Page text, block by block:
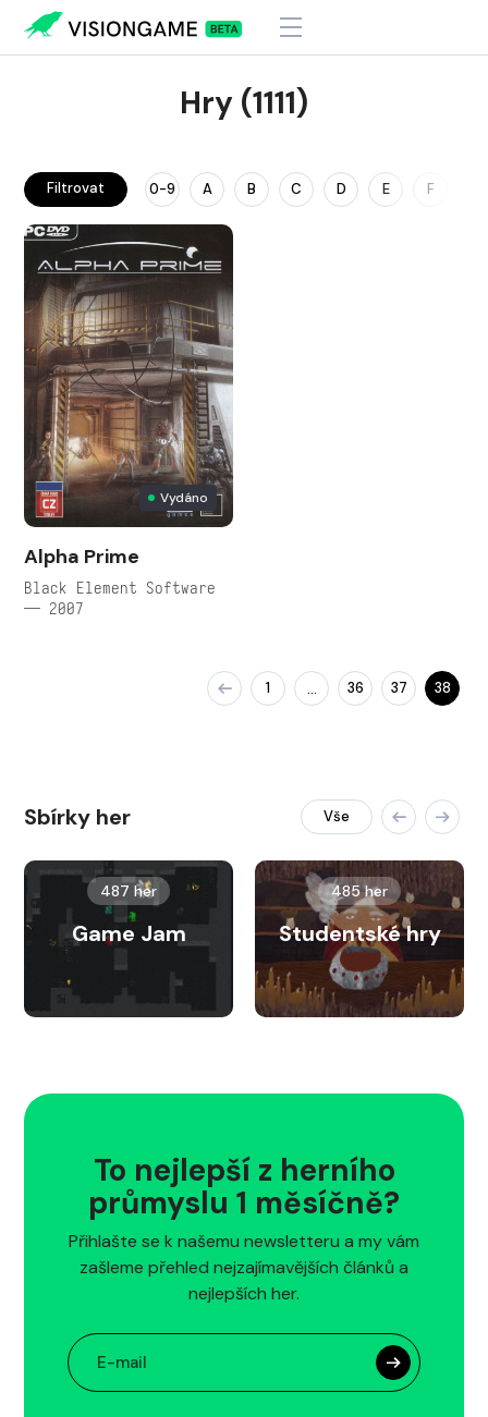
Hry (1111)
Filtrovat 0-9 A B C D E F
Vydáno
Alpha Prime
Black Element Software
— 2007
1 … 36 37 38
Sbírky her Vše
487 her
Game Jam
485 her
Studentské hry
To nejlepší z herního
průmyslu 1 měsíčně?
Přihlašte se k našemu newsletteru a my vám
zašleme přehled nejzajímavějších článků a
nejlepších her.